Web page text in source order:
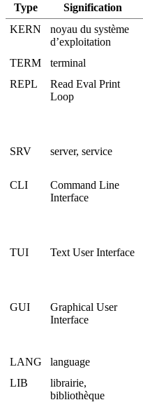
Type Signification
KERN
noyau du système
d’exploitation
TERM
terminal
REPL
Read Eval Print
Loop
SRV
server, service
CLI
Command Line
Interface
TUI
Text User Interface
GUI
Graphical User
Interface
LANG
language
LIB
librairie,
bibliothèque